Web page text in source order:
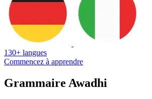
130+ langues
Commencez à apprendre
Grammaire Awadhi